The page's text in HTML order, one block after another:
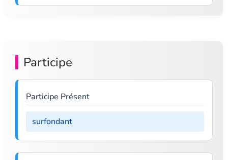
Participe
Participe Présent
surfondant